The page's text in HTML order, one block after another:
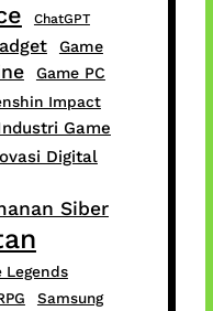
ChatGPT
Game
Game PC
Impact
Game
Digital
Siber
Legends
Samsung